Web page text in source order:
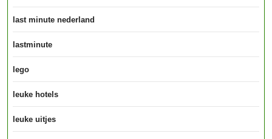
last minute nederland
lastminute
lego
leuke hotels
leuke uitjes